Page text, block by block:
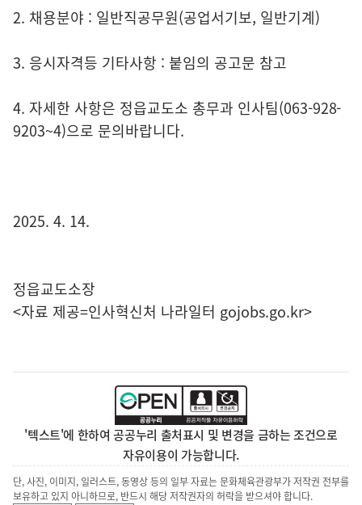
2. 채용분야 : 일반직공무원(공업서기보, 일반기계)
3. 응시자격등 기타사항 : 붙임의 공고문 참고
4. 자세한 사항은 정읍교도소 총무과 인사팀(063-928-
9203~4)으로 문의바랍니다.
2025. 4. 14.
정읍교도소장
<자료 제공=인사혁신처 나라일터 gojobs.go.kr>
'텍스트'에 한하여 공공누리 출처표시 및 변경을 금하는 조건으로
자유이용이 가능합니다.
단, 사진, 이미지, 일러스트, 동영상 등의 일부 자료는 문화체육관광부가 저작권 전부를
보유하고 있지 아니하므로, 반드시 해당 저작권자의 허락을 받으셔야 합니다.